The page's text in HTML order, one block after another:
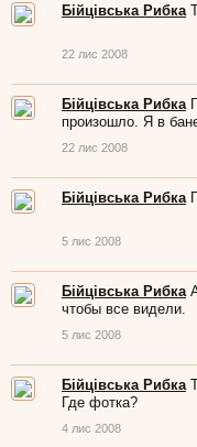
Бійцівська Рибка
22 лис 2008
Бійцівська Рибка
произошло. Я в
22 лис 2008
Бійцівська Рибка
5 лис 2008
Бійцівська Рибка
чтобы все видели.
5 лис 2008
Бійцівська Рибка
Где фотка?
4 лис 2008